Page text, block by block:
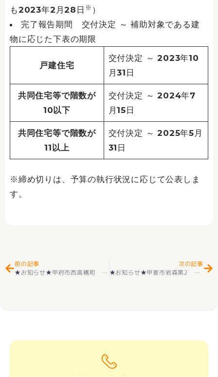
も2023年2月28日 ※ ）
完了報告期間 交付決定 ～ 補助対象である建
物に応じた下表の期限
戸建住宅
交付決定 ～ 2023年10
月31日
共同住宅等で階数が
10以下
交付決定 ～ 2024年7
月15日
共同住宅等で階数が
11以上
交付決定 ～ 2025年5月
31日
※締め切りは、予算の執行状況に応じて公表しま
す。
前の記事
★お知らせ★甲府市西高橋町 新規土地
次の記事
★お知らせ★甲斐市岩森第2 新築建売住宅 好評販売中